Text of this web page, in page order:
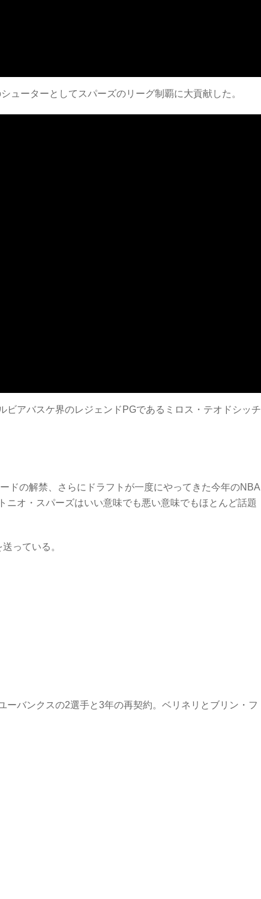
ューターとしてスパーズのリーグ制覇に大貢献した。
アバスケ界のレジェンドPGであるミロス・テオドシッチ
ドの解禁、さらにドラフトが一度にやってきた今年のNBA
オ・スパーズはいい意味でも悪い意味でもほとんど話題
っている。
バンクスの2選手と3年の再契約。ベリネリとブリン・フ